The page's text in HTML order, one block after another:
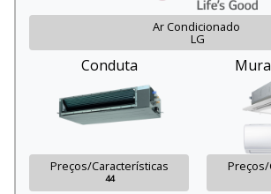
Ar Condicionado
LG
Conduta
Preços/Características
44
Preços/